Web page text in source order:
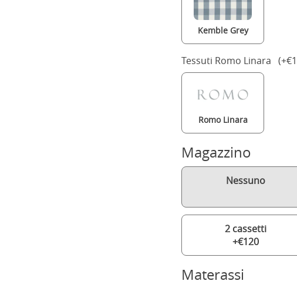
Kemble Grey
Tessuti Romo Linara
Romo Linara
Magazzino
Nessuno
2 cassetti
+€120
Materassi